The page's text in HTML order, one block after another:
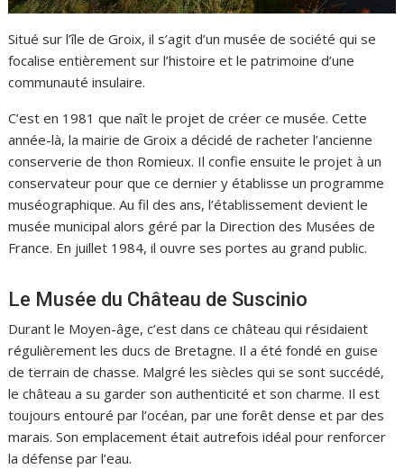
Situé sur l’île de Groix, il s’agit d’un musée de société qui se
focalise entièrement sur l’histoire et le patrimoine d’une
communauté insulaire.
C’est en 1981 que naît le projet de créer ce musée. Cette
année-là, la mairie de Groix a décidé de racheter l’ancienne
conserverie de thon Romieux. Il confie ensuite le projet à un
conservateur pour que ce dernier y établisse un programme
muséographique. Au fil des ans, l’établissement devient le
musée municipal alors géré par la Direction des Musées de
France. En juillet 1984, il ouvre ses portes au grand public.
Le Musée du Château de Suscinio
Durant le Moyen-âge, c’est dans ce château qui résidaient
régulièrement les ducs de Bretagne. Il a été fondé en guise
de terrain de chasse. Malgré les siècles qui se sont succédé,
le château a su garder son authenticité et son charme. Il est
toujours entouré par l’océan, par une forêt dense et par des
marais. Son emplacement était autrefois idéal pour renforcer
la défense par l’eau.